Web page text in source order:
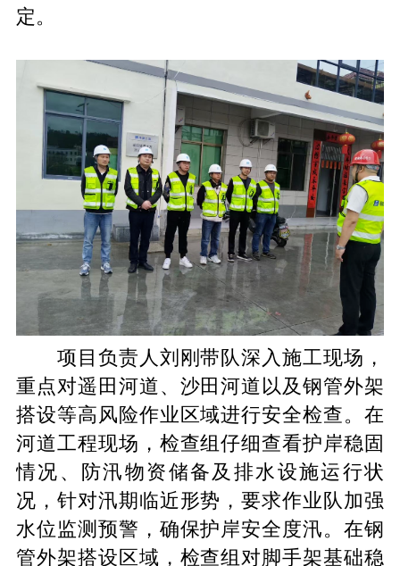
定。
项目负责人刘刚带队深入施工现场，
重点对遥田河道、沙田河道以及钢管外架
搭设等高风险作业区域进行安全检查。在
河道工程现场，检查组仔细查看护岸稳固
情况、防汛物资储备及排水设施运行状
况，针对汛期临近形势，要求作业队加强
水位监测预警，确保护岸安全度汛。在钢
管外架搭设区域，检查组对脚手架基础稳